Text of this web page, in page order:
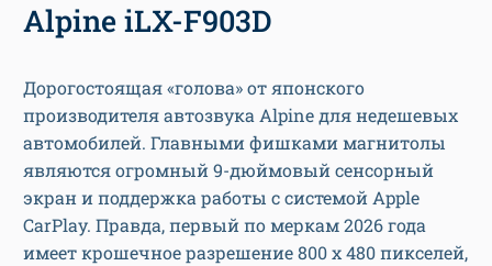
Alpine iLX-F903D
Дорогостоящая «голова» от японского
производителя автозвука Alpine для недешевых
автомобилей. Главными фишками магнитолы
являются огромный 9-дюймовый сенсорный
экран и поддержка работы с системой Apple
CarPlay. Правда, первый по меркам 2026 года
имеет крошечное разрешение 800 х 480 пикселей,